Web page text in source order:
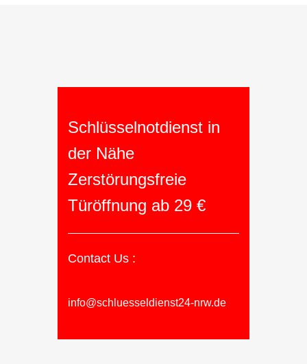
Schlüsselnotdienst in
der Nähe
Zerstörungsfreie
Türöffnung ab 29 €
Contact Us :
info@schluesseldienst24-nrw.de